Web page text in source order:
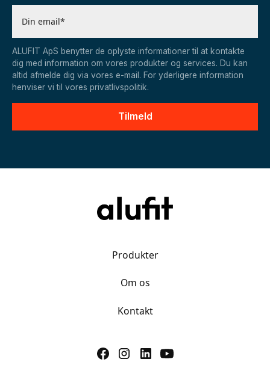
ALUFIT ApS benytter de oplyste informationer til at kontakte
dig med information om vores produkter og services. Du kan
altid afmelde dig via vores e-mail. For yderligere information
henviser vi til vores privatlivspolitik.
Produkter
Om os
Kontakt